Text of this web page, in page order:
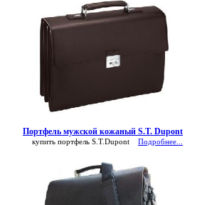
Портфель мужской кожаный S.T. Dupont
купить портфель S.T.Dupont Подробнее...